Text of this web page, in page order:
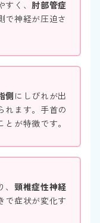
すく、肘部管症
で神経が圧迫さ
側 にしびれが出
れます。手首の
が特徴です。
頸椎症性神経
で症状が変化す